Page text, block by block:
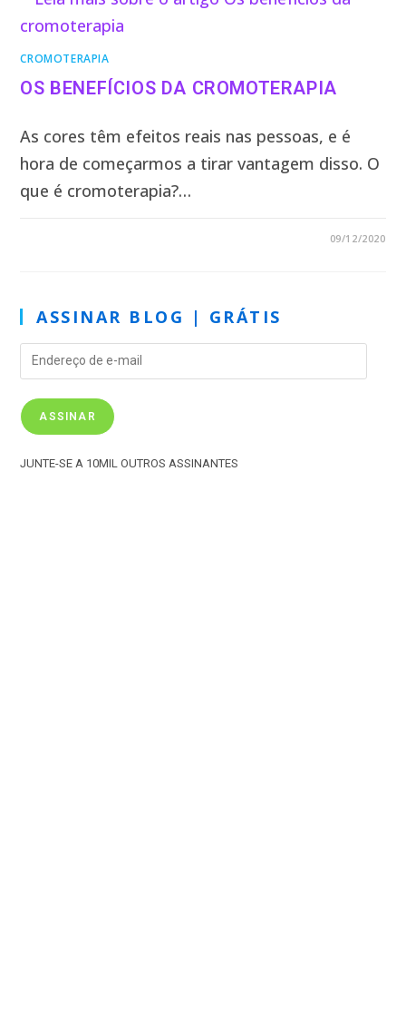
CROMOTERAPIA
OS BENEFÍCIOS DA CROMOTERAPIA
As cores têm efeitos reais nas pessoas, e é
hora de começarmos a tirar vantagem disso. O
que é cromoterapia?…
09/12/2020
ASSINAR BLOG | GRÁTIS
ASSINAR
JUNTE-SE A 10MIL OUTROS ASSINANTES